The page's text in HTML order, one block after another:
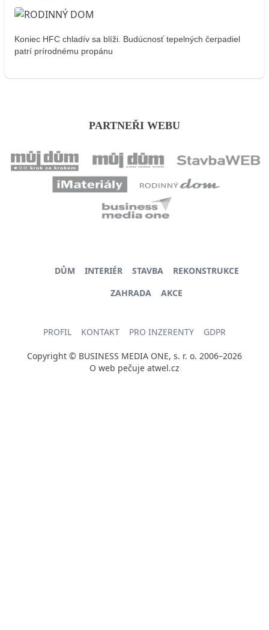
Koniec HFC chladív sa blíži. Budúcnosť tepelných čerpadiel
patrí prírodnému propánu
PARTNEŘI WEBU
DŮM INTERIÉR STAVBA
REKONSTRUKCE
ZAHRADA
AKCE
PROFIL KONTAKT PRO INZERENTY GDPR
Copyright © BUSINESS MEDIA ONE, s. r. o. 2006–2026